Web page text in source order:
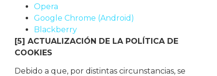
Opera
Google Chrome (Android)
Blackberry
[5] ACTUALIZACIÓN DE LA POLÍTICA DE
COOKIES
Debido a que, por distintas circunstancias, se